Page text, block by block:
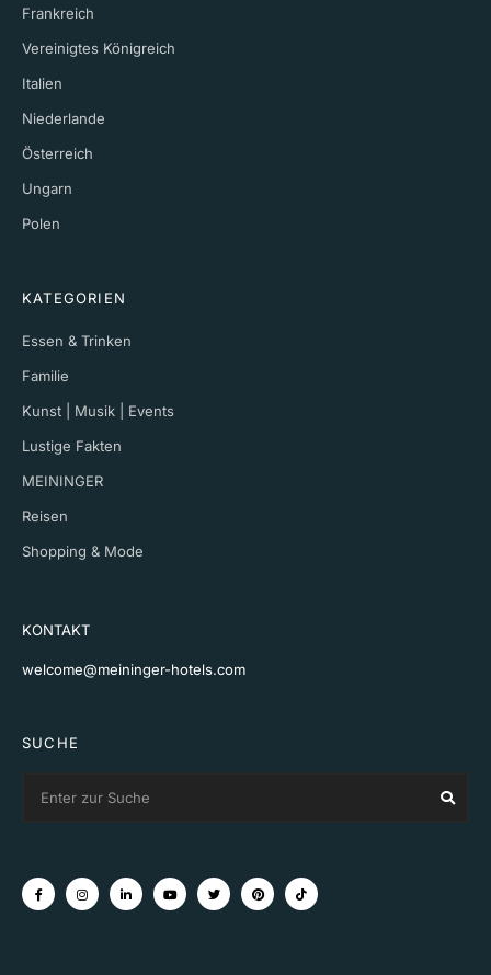
Frankreich
Vereinigtes Königreich
Italien
Niederlande
Österreich
Ungarn
Polen
KATEGORIEN
Essen & Trinken
Familie
Kunst | Musik | Events
Lustige Fakten
MEININGER
Reisen
Shopping & Mode
KONTAKT
welcome@meininger-hotels.com
SUCHE
for: